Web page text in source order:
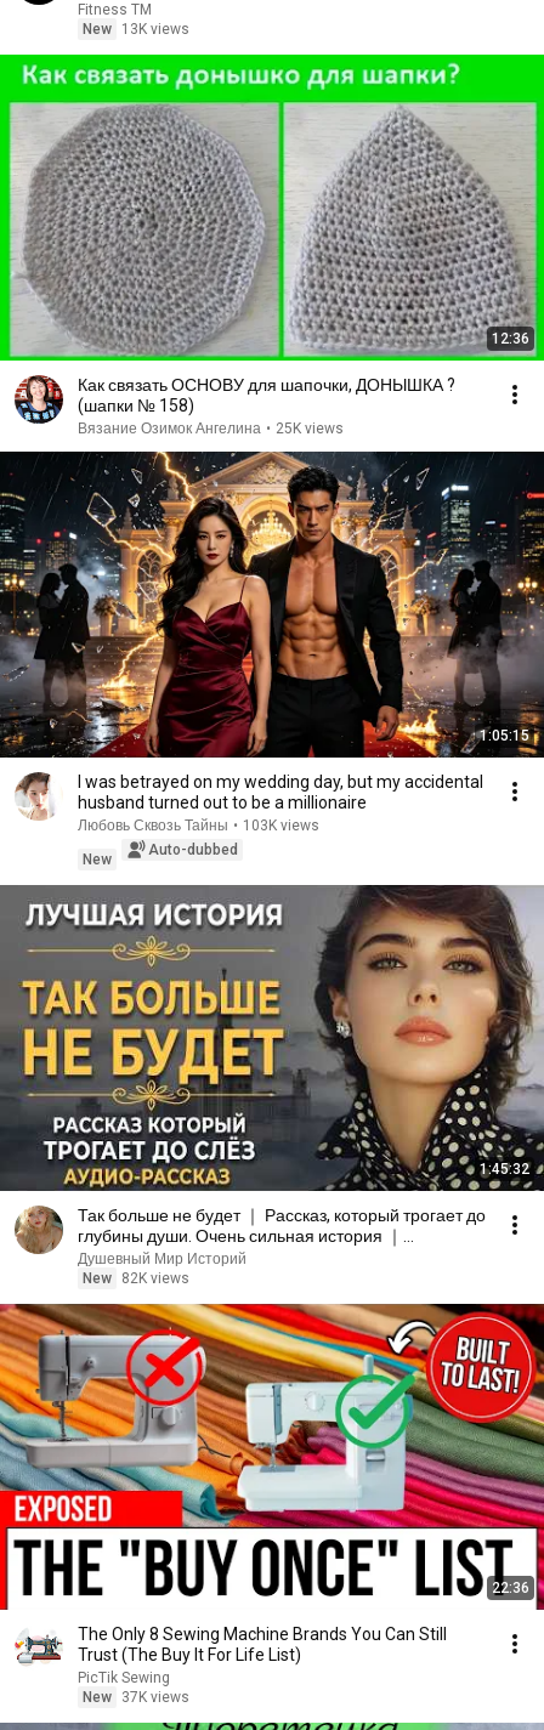
Fitness TM
New
13K views
12:36
Как связать ОСНОВУ для шапочки, ДОНЫШКА ?
(шапки № 158)
Вязание Озимок Ангелина • 25K views
1:05:15
I was betrayed on my wedding day, but my accidental
husband turned out to be a millionaire
Любовь Сквозь Тайны • 103K views
New
Auto-dubbed
1:45:32
Так больше не будет ｜ Рассказ, который трогает до
глубины души. Очень сильная история ｜
Аудиорассказ
Душевный Мир Историй
New
82K views
22:36
The Only 8 Sewing Machine Brands You Can Still
Trust (The Buy It For Life List)
PicTik Sewing
New
37K views